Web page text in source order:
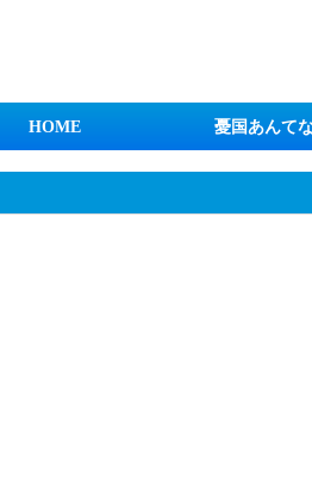
HOME 憂国あんて